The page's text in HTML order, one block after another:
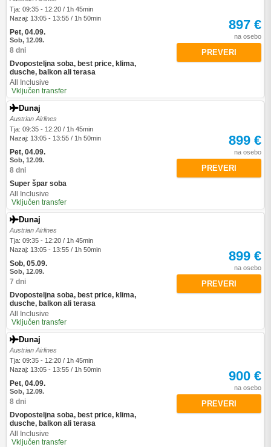
Tja: 09:35 - 12:20 / 1h 45min
Nazaj: 13:05 - 13:55 / 1h 50min
Pet, 04.09.
Sob, 12.09.
8 dni
Dvoposteljna soba, best price, klima,
dusche, balkon ali terasa
All Inclusive
Vključen transfer
897 €
na osebo
PREVERI
Dunaj
Austrian Airlines
Tja: 09:35 - 12:20 / 1h 45min
Nazaj: 13:05 - 13:55 / 1h 50min
Pet, 04.09.
Sob, 12.09.
8 dni
Super špar soba
All Inclusive
Vključen transfer
899 €
na osebo
PREVERI
Dunaj
Austrian Airlines
Tja: 09:35 - 12:20 / 1h 45min
Nazaj: 13:05 - 13:55 / 1h 50min
Sob, 05.09.
Sob, 12.09.
7 dni
Dvoposteljna soba, best price, klima,
dusche, balkon ali terasa
All Inclusive
Vključen transfer
899 €
na osebo
PREVERI
Dunaj
Austrian Airlines
Tja: 09:35 - 12:20 / 1h 45min
Nazaj: 13:05 - 13:55 / 1h 50min
Pet, 04.09.
Sob, 12.09.
8 dni
Dvoposteljna soba, best price, klima,
dusche, balkon ali terasa
All Inclusive
Vključen transfer
900 €
na osebo
PREVERI